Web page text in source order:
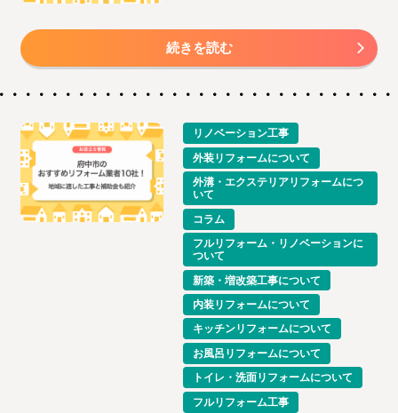
続きを読む
リノベーション工事
外装リフォームについて
外溝・エクステリアリフォームにつ
いて
コラム
フルリフォーム・リノベーションに
ついて
新築・増改築工事について
内装リフォームについて
キッチンリフォームについて
お風呂リフォームについて
トイレ・洗面リフォームについて
フルリフォーム工事